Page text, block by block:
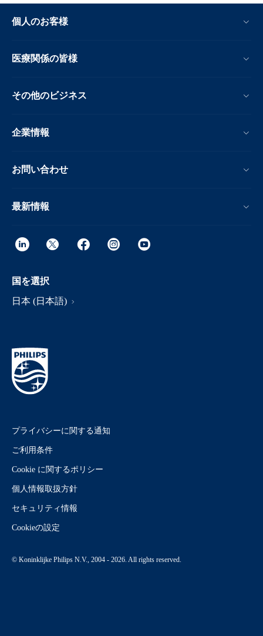
個人のお客様
医療関係の皆様
その他のビジネス
企業情報
お問い合わせ
最新情報
国を選択
日本 (日本語)
プライバシーに関する通知
ご利用条件
Cookie に関するポリシー
個人情報取扱方針
セキュリティ情報
Cookieの設定
© Koninklijke Philips N.V., 2004 - 2026. All rights reserved.